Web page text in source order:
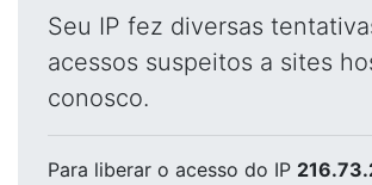
Seu IP fez diversas
acessos suspeitos a sites
conosco.
Para liberar o acesso do IP